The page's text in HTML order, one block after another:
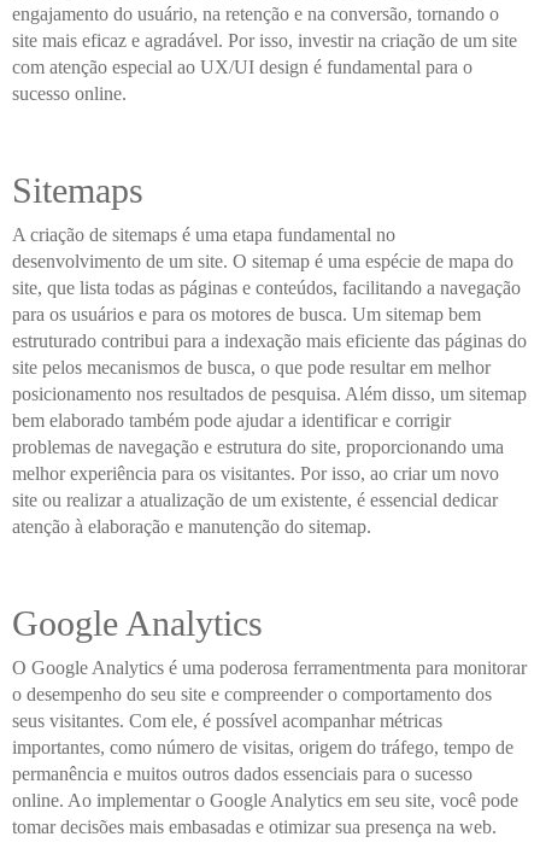
engajamento do usuário, na retenção e na conversão, tornando o
site mais eficaz e agradável. Por isso, investir na criação de um site
com atenção especial ao UX/UI design é fundamental para o
sucesso online.
Sitemaps
A criação de sitemaps é uma etapa fundamental no
desenvolvimento de um site. O sitemap é uma espécie de mapa do
site, que lista todas as páginas e conteúdos, facilitando a navegação
para os usuários e para os motores de busca. Um sitemap bem
estruturado contribui para a indexação mais eficiente das páginas do
site pelos mecanismos de busca, o que pode resultar em melhor
posicionamento nos resultados de pesquisa. Além disso, um sitemap
bem elaborado também pode ajudar a identificar e corrigir
problemas de navegação e estrutura do site, proporcionando uma
melhor experiência para os visitantes. Por isso, ao criar um novo
site ou realizar a atualização de um existente, é essencial dedicar
atenção à elaboração e manutenção do sitemap.
Google Analytics
O Google Analytics é uma poderosa ferramentmenta para monitorar
o desempenho do seu site e compreender o comportamento dos
seus visitantes. Com ele, é possível acompanhar métricas
importantes, como número de visitas, origem do tráfego, tempo de
permanência e muitos outros dados essenciais para o sucesso
online. Ao implementar o Google Analytics em seu site, você pode
tomar decisões mais embasadas e otimizar sua presença na web.